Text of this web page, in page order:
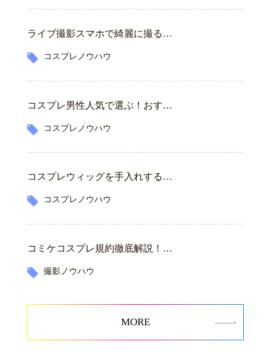
ライブ撮影スマホで綺麗に撮る…
コスプレノウハウ
コスプレ男性人気で選ぶ！おす…
コスプレノウハウ
コスプレウィッグを手入れする…
コスプレノウハウ
コミケコスプレ規約徹底解説！…
撮影ノウハウ
MORE